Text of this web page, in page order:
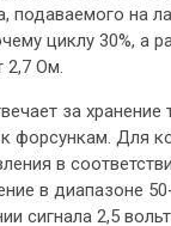
подаваемого на
циклу 30%,
2,7 Ом.
за
форсункам. Для
в
в диапазоне
сигнала 2,5